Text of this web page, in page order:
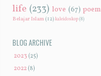
life (233) love (67) poem
Belajar Islam (12)kaleidoskop(8)
BLOG ARCHIVE
2023 (25)
2022 (8)